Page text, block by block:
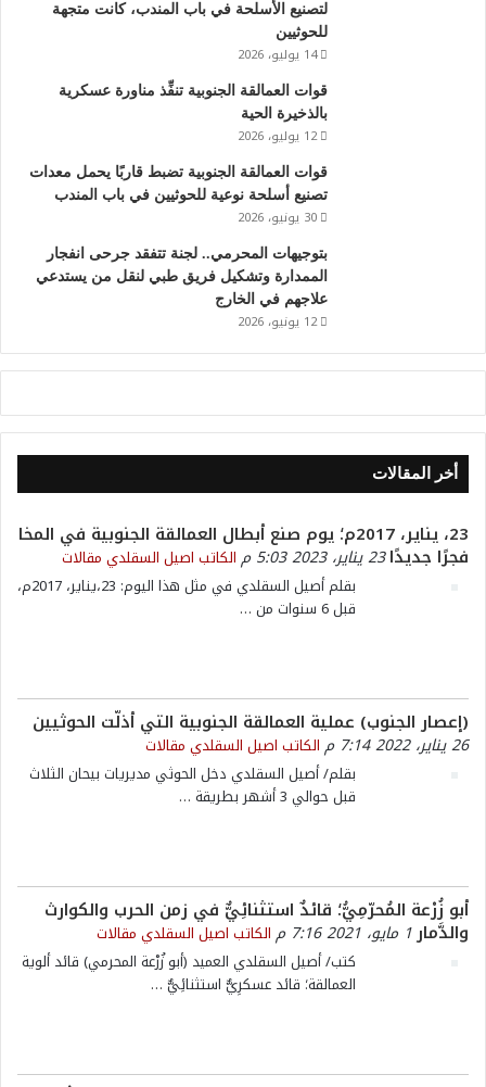
لتصنيع الأسلحة في باب المندب، كانت متجهة
للحوثيين
14 يوليو، 2026
قوات العمالقة الجنوبية تنفِّذ مناورة عسكرية
بالذخيرة الحية
12 يوليو، 2026
‏قوات العمالقة الجنوبية تضبط قاربًا يحمل معدات
تصنيع أسلحة نوعية للحوثيين في باب المندب
30 يونيو، 2026
بتوجيهات المحرمي.. لجنة تتفقد جرحى انفجار
الممدارة وتشكيل فريق طبي لنقل من يستدعي
علاجهم في الخارج
12 يونيو، 2026
أخر المقالات
23، يناير، 2017م؛ يوم صنع أبطال العمالقة الجنوبية في المخا
فجرًا جديدًا23 يناير، 2023 5:03 م الكاتب اصيل السقلدي مقالات
بقلم أصيل السقلدي في مثل هذا اليوم: 23،يناير، 2017م،
قبل 6 سنوات من
…
(إعصار الجنوب) عملية العمالقة الجنوبية التي أذلّت الحوثيين
26 يناير، 2022 7:14 م الكاتب اصيل السقلدي مقالات
بقلم/ أصيل السقلدي دخل الحوثي مديريات بيحان الثلاث
قبل حوالي 3 أشهر بطريقة
…
أبو زُرْعة المُحرّمِيُّ؛ قائدٌ استثنائِيٌّ في زمن الحرب والكوارث
والدَّمار1 مايو، 2021 7:16 م الكاتب اصيل السقلدي مقالات
كتب/ أصيل السقلدي العميد (أبو زُرْعة المحرمي) قائد ألوية
العمالقة؛ قائد عسكرِيٌّ استثنائِيٌّ …